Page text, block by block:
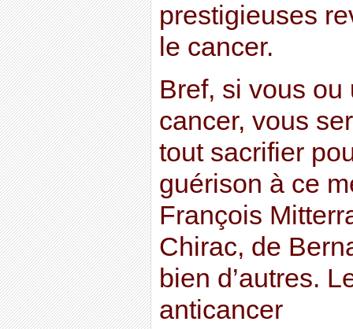
prestigieuses
le cancer.
Bref, si vous
cancer, vous
tout sacrifier
guérison à ce
François
Chirac, de
bien d’autres.
anticancer